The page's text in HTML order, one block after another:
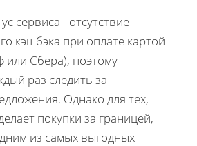
сервиса - отсутствие
кэшбэка при оплате картой
или Сбера), поэтому
раз следить за
Однако для тех,
покупки за границей,
из самых выгодных